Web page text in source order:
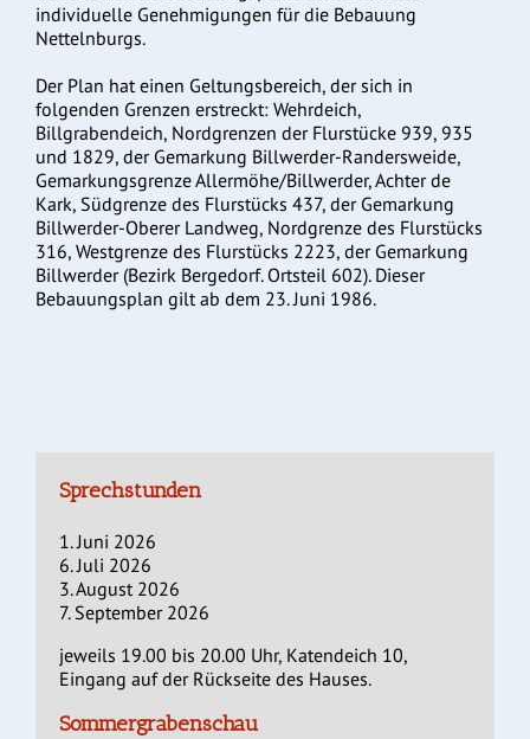
individuelle Genehmigungen für die Bebauung
Nettelnburgs.
Der Plan hat einen Geltungsbereich, der sich in
folgenden Grenzen erstreckt: Wehrdeich,
Billgrabendeich, Nordgrenzen der Flurstücke 939, 935
und 1829, der Gemarkung Billwerder-Randersweide,
Gemarkungsgrenze Allermöhe/Billwerder, Achter de
Kark, Südgrenze des Flurstücks 437, der Gemarkung
Billwerder-Oberer Landweg, Nordgrenze des Flurstücks
316, Westgrenze des Flurstücks 2223, der Gemarkung
Billwerder (Bezirk Bergedorf. Ortsteil 602). Dieser
Bebauungsplan gilt ab dem 23. Juni 1986.
Sprechstunden
1. Juni 2026
6. Juli 2026
3. August 2026
7. September 2026
jeweils 19.00 bis 20.00 Uhr, Katendeich 10,
Eingang auf der Rückseite des Hauses.
Sommergrabenschau